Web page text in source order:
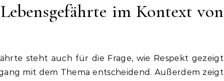
im Kontext von
steht auch für die Frage, wie Respekt gezeigt
mit dem Thema entscheidend. Außerdem zeigt